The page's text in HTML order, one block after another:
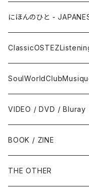
サックス - Saxophone
トランペット - Trumpet
トロンボーン -
フルート/クラリネット -
ヴァイヴ/オルガン -
ギター・ベース・ドラム
50s-60s POPULAR
SURF / INSTRO
FOLK / SSW
COUNTRY /
HILLBILLY /
70s-moderns POPS
にほんのひと -
グループサウンズ - GS
にほんのポップス
アイドル
ニューミュージック / に
にほんのロック
CLASSIC
サウンド・トラック/映画
にほんのテレビ主題歌・テーマ
COMEDY / SPOKEN
NOVELTY / SABPM
SOUL / FUNK
BLUES
GOSPEL / CCM
VIDEO / DVD / Bluray
BOOK / ZINE
THE OTHER